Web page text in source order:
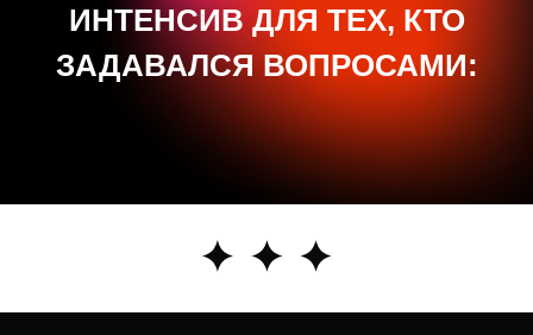
ИНТЕНСИВ ДЛЯ ТЕХ, КТО
ЗАДАВАЛСЯ ВОПРОСАМИ: